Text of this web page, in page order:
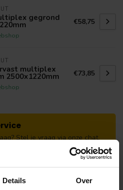
Details Over
gegrond €58,75
multiplex
2500x1220mm €73,85
Stel je vraag via onze chat,
of neem
. Wij helpen u
het samenstellen van uw